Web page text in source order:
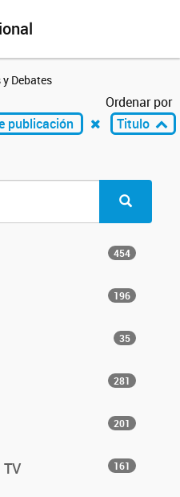
Debates
Ordenar por
publicación
Titulo
454
196
35
281
201
161